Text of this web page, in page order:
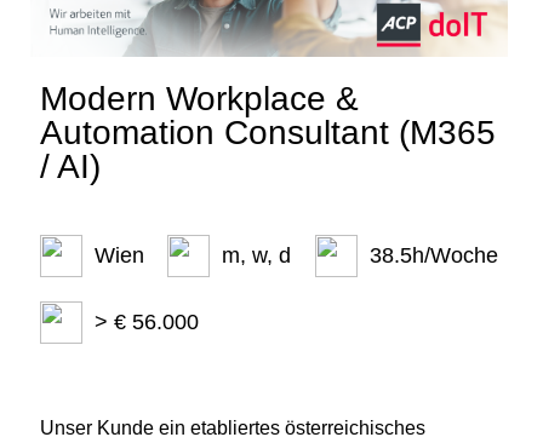
Modern Workplace &
Automation Consultant (M365
/ AI)
Wien m, w, d 38.5h/Woche
> € 56.000
Unser Kunde ein etabliertes österreichisches